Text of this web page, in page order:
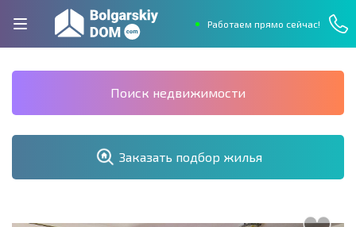
Работаем прямо сейчас!
Поиск недвижимости
Заказать подбор жилья